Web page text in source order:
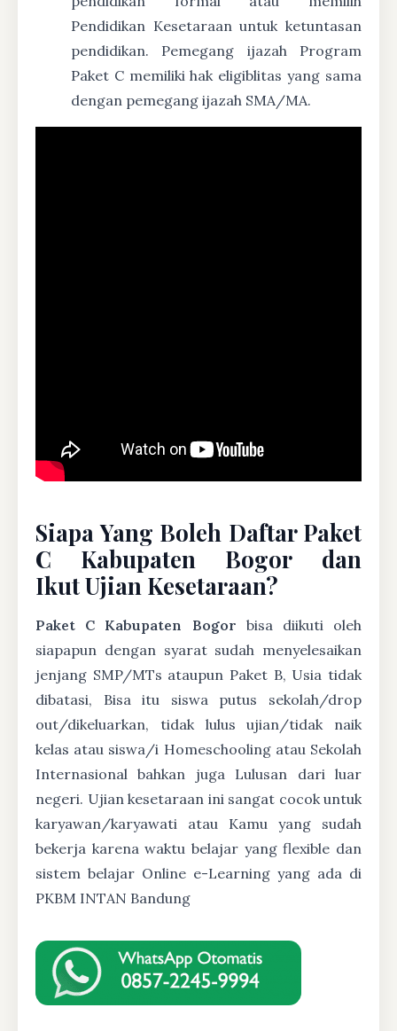
Pendidikan Kesetaraan untuk ketuntasan
pendidikan. Pemegang ijazah Program
Paket C memiliki hak eligiblitas yang sama
dengan pemegang ijazah SMA/MA.
Siapa Yang Boleh Daftar Paket
C Kabupaten Bogor dan
Ikut Ujian Kesetaraan?
Paket C Kabupaten Bogor bisa diikuti oleh
siapapun dengan syarat sudah menyelesaikan
jenjang SMP/MTs ataupun Paket B, Usia tidak
dibatasi, Bisa itu siswa putus sekolah/drop
out/dikeluarkan, tidak lulus ujian/tidak naik
kelas atau siswa/i Homeschooling atau Sekolah
Internasional bahkan juga Lulusan dari luar
negeri. Ujian kesetaraan ini sangat cocok untuk
karyawan/karyawati atau Kamu yang sudah
bekerja karena waktu belajar yang flexible dan
sistem belajar Online e-Learning yang ada di
PKBM INTAN Bandung